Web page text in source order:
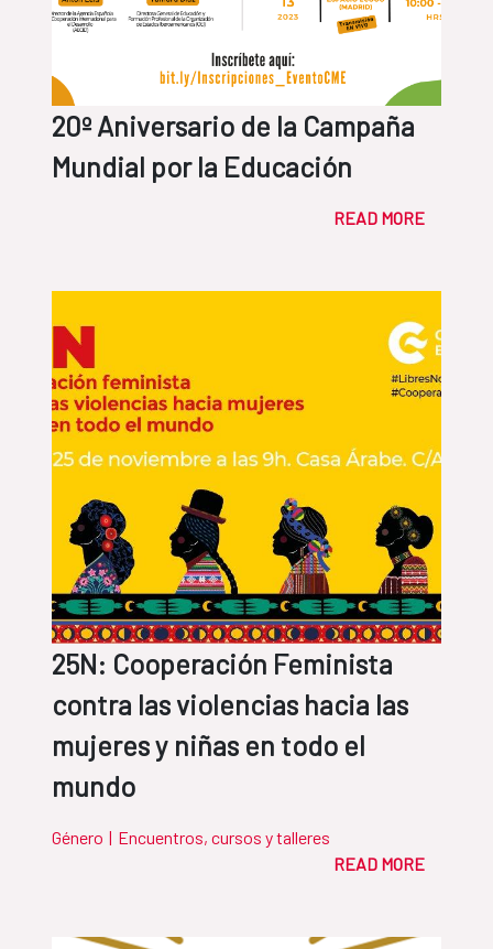
20º Aniversario de la Campaña
Mundial por la Educación
READ MORE
25N: Cooperación Feminista
contra las violencias hacia las
mujeres y niñas en todo el
mundo
Género | Encuentros, cursos y talleres
READ MORE